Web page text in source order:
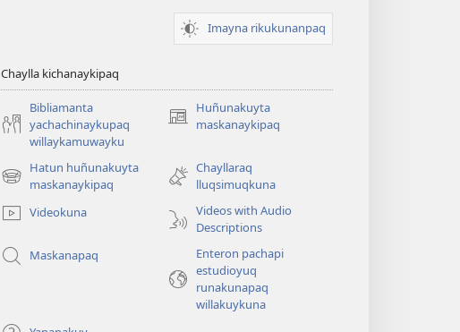
Imayna rikukunanpaq
Chaylla kichanaykipaq
Bibliamanta
yachachinaykupaq
willaykamuwayku
Huñunakuyta
maskanaykipaq
(abre
ventana)
Hatun huñunakuyta
maskanaykipaq
(abre
nueva
Chayllaraq
lluqsimuqkuna
Videokuna
Videos with Audio
Descriptions
Maskanapaq
Enteron pachapi
estudioyuq
runakunapaq
willakuykuna